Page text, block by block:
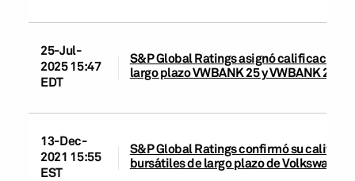
25-Jul-
2025 15:47
EDT
S&P Global Ratings asignó
largo plazo VWBANK 25 y VWBANK 25-2
13-Dec-
2021 15:55
EST
S&P Global Ratings confirmó su
bursátiles de largo plazo de Volkswagen